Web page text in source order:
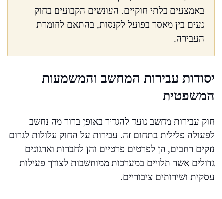
באמצעים בלתי חוקיים. העונשים הקבועים בחוק
נעים בין מאסר בפועל לקנסות, בהתאם לחומרת
העבירה.
יסודות עבירות המחשב והמשמעות
המשפטית
חוק עבירות מחשב נועד להגדיר באופן ברור מה נחשב
לפעולה פלילית בתחום זה. עבירות על החוק עלולות לגרום
נזקים רחבים, הן לפרטים פרטיים והן לחברות וארגונים
גדולים אשר תלויים במערכות ממוחשבות לצורך פעילות
עסקית ושירותים ציבוריים.